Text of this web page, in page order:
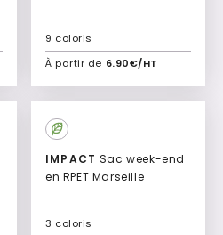
À partir de 6.90€/HT
9 coloris
Ajouter à mon devis
IMPACT
en RPET Marseille
3 coloris